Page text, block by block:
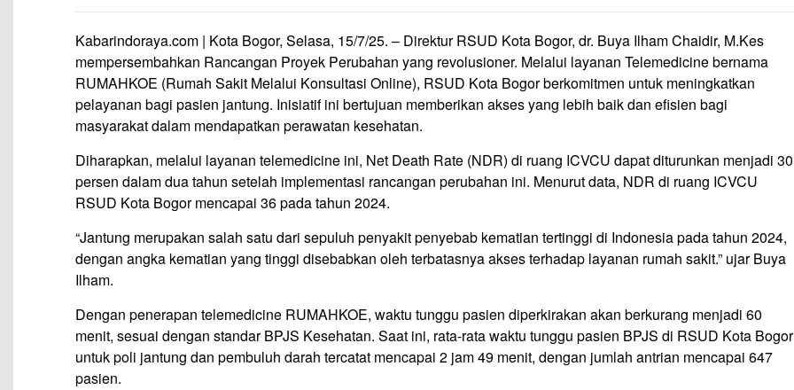
Kabarindoraya.com | Kota Bogor, Selasa, 15/7/25. – Direktur RSUD Kota Bogor, dr. Buya Ilham Chaidir, M.Kes
mempersembahkan Rancangan Proyek Perubahan yang revolusioner. Melalui layanan Telemedicine bernama
RUMAHKOE (Rumah Sakit Melalui Konsultasi Online), RSUD Kota Bogor berkomitmen untuk meningkatkan
pelayanan bagi pasien jantung. Inisiatif ini bertujuan memberikan akses yang lebih baik dan efisien bagi
masyarakat dalam mendapatkan perawatan kesehatan.
Diharapkan, melalui layanan telemedicine ini, Net Death Rate (NDR) di ruang ICVCU dapat diturunkan menjadi 30
persen dalam dua tahun setelah implementasi rancangan perubahan ini. Menurut data, NDR di ruang ICVCU
RSUD Kota Bogor mencapai 36 pada tahun 2024.
“Jantung merupakan salah satu dari sepuluh penyakit penyebab kematian tertinggi di Indonesia pada tahun 2024,
dengan angka kematian yang tinggi disebabkan oleh terbatasnya akses terhadap layanan rumah sakit.” ujar Buya
Ilham.
Dengan penerapan telemedicine RUMAHKOE, waktu tunggu pasien diperkirakan akan berkurang menjadi 60
menit, sesuai dengan standar BPJS Kesehatan. Saat ini, rata-rata waktu tunggu pasien BPJS di RSUD Kota Bogor
untuk poli jantung dan pembuluh darah tercatat mencapai 2 jam 49 menit, dengan jumlah antrian mencapai 647
pasien.